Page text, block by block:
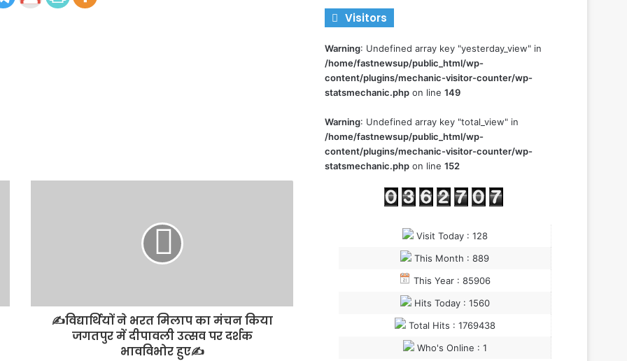
✍️विद्यार्थियों ने भरत मिलाप का मंचन किया
जगतपुर में दीपावली उत्सव पर दर्शक
भावविभोर हुए✍️
Visitors
Warning: Undefined array key "yesterday_view" in
/home/fastnewsup/public_html/wp-
content/plugins/mechanic-visitor-counter/wp-
statsmechanic.php on line149
Warning: Undefined array key "total_view" in
/home/fastnewsup/public_html/wp-
content/plugins/mechanic-visitor-counter/wp-
statsmechanic.php on line152
Visit Today : 128
This Month : 889
This Year : 85906
Hits Today : 1560
Total Hits : 1769438
Who's Online : 1